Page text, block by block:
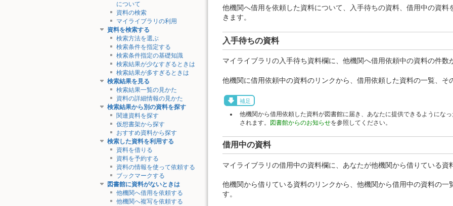
について
資料の検索
マイライブラリの利用
資料を検索する
検索方法を選ぶ
検索条件を指定する
検索条件指定の基礎知識
検索結果が少なすぎるときは
検索結果が多すぎるときは
検索結果を見る
検索結果一覧の見かた
資料の詳細情報の見かた
検索結果から別の資料を探す
関連資料を探す
仮想書架から探す
おすすめ資料から探す
検索した資料を利用する
資料を借りる
資料を予約する
資料の情報を使って依頼する
ブックマークする
図書館に資料がないときは
他機関へ借用を依頼する
他機関へ複写を依頼する
他機関へ借用を依頼した資料について、入手待ちの資料、借用中の資
きます。
入手待ちの資料
マイライブラリの入手待ち資料欄に、他機関へ借用依頼中の資料の件数
他機関に借用依頼中の資料のリンクから、借用依頼した資料の一覧、そ
補足
他機関から借用依頼した資料が図書館に届き、あなたに提供できるようにな
されます。
図書館からのお知らせを参照してください。
借用中の資料
マイライブラリの借用中の資料欄に、あなたが他機関から借りている資
他機関から借りている資料のリンクから、他機関から借用中の資料の一
す。